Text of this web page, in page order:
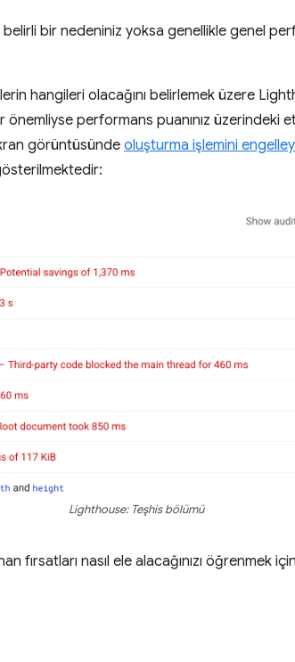
bir nedeniniz yoksa genellikle genel
hangileri olacağını belirlemek üzere
önemliyse performans puanınız üzerindeki
görüntüsündeoluşturma işlemini
Lighthouse: Teşhis bölümü
fırsatları nasıl ele alacağınızı öğrenmek için